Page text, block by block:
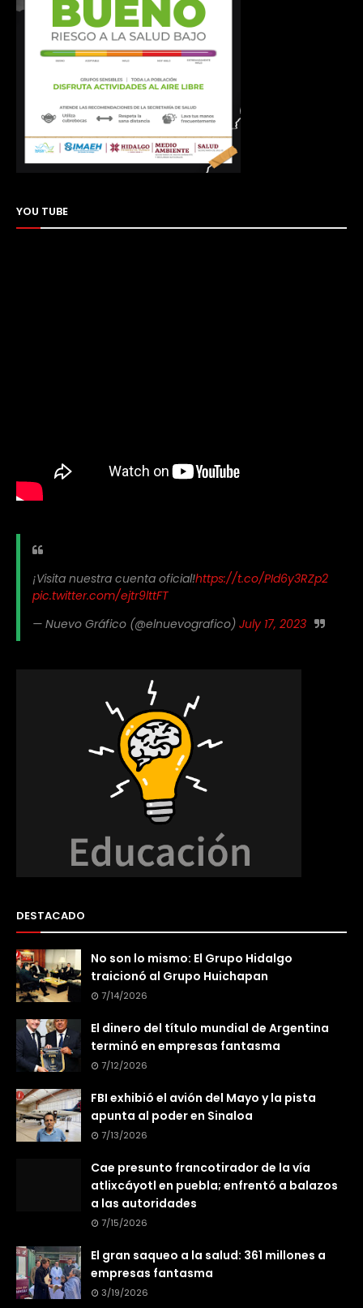
YOU TUBE
¡Visita nuestra cuenta oficial!https://t.co/PId6y3RZp2
pic.twitter.com/ejtr9lttFT
— Nuevo Gráfico (@elnuevografico) July 17, 2023
DESTACADO
No son lo mismo: El Grupo Hidalgo
traicionó al Grupo Huichapan
7/14/2026
El dinero del título mundial de Argentina
terminó en empresas fantasma
7/12/2026
FBI exhibió el avión del Mayo y la pista
apunta al poder en Sinaloa
7/13/2026
Cae presunto francotirador de la vía
atlixcáyotl en puebla; enfrentó a balazos
a las autoridades
7/15/2026
El gran saqueo a la salud: 361 millones a
empresas fantasma
3/19/2026